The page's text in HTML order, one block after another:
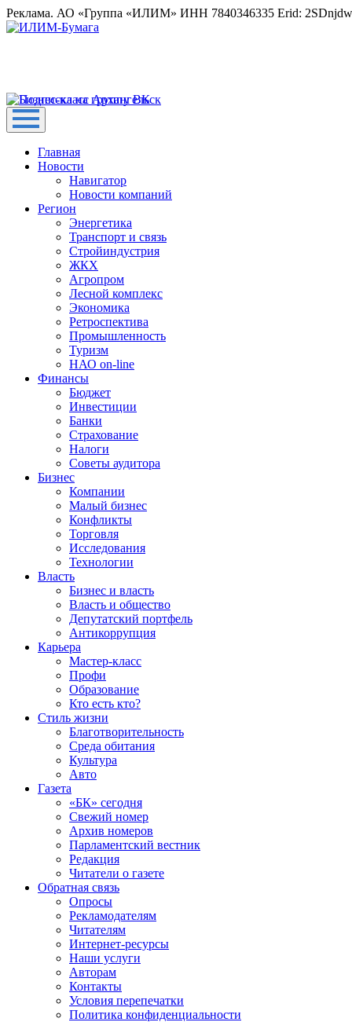
Реклама. АО «Группа «ИЛИМ» ИНН 7840346335 Erid:
Главная
Новости
Навигатор
Новости компаний
Регион
Энергетика
Транспорт и связь
Стройиндустрия
ЖКХ
Агропром
Лесной комплекс
Экономика
Ретроспектива
Промышленность
Туризм
НАО on-line
Финансы
Бюджет
Инвестиции
Банки
Страхование
Налоги
Советы аудитора
Бизнес
Компании
Малый бизнес
Конфликты
Торговля
Исследования
Технологии
Власть
Бизнес и власть
Власть и общество
Депутатский портфель
Антикоррупция
Карьера
Мастер-класс
Профи
Образование
Кто есть кто?
Стиль жизни
Благотворительность
Среда обитания
Культура
Авто
Газета
«БК» сегодня
Свежий номер
Архив номеров
Парламентский вестник
Редакция
Читатели о газете
Обратная связь
Опросы
Рекламодателям
Читателям
Интернет-ресурсы
Наши услуги
Авторам
Контакты
Условия перепечатки
Политика конфиденциальности